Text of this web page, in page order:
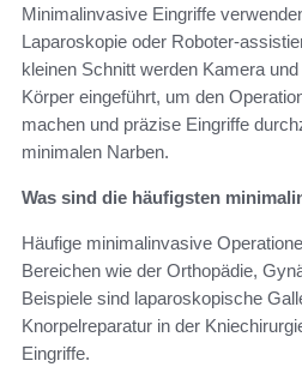
Minimalinvasive Eingriffe
Laparoskopie oder Roboter-
kleinen Schnitt werden Kamera
Körper eingeführt, um den
machen und präzise Eingriffe
minimalen Narben.
Was sind die häufigsten
Häufige minimalinvasive
Bereichen wie der Orthopädie,
Beispiele sind laparoskopische
Knorpelreparatur in der
Eingriffe.